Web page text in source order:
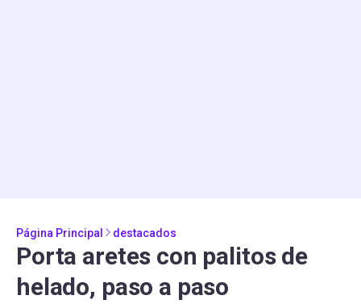
Página Principal destacados
Porta aretes con palitos de
helado, paso a paso